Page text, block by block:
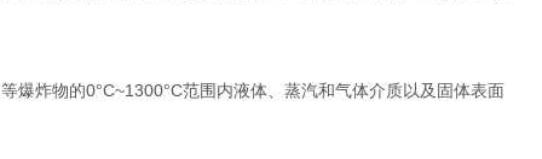
炸物的0°C~1300°C范围内液体、蒸汽和气体介质以及固体表面